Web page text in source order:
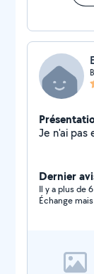
Dernier
Il y a plus de
Échange